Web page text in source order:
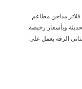
مداخن مطاعم
وبأسعار رخيصة.
الرقة يعمل على